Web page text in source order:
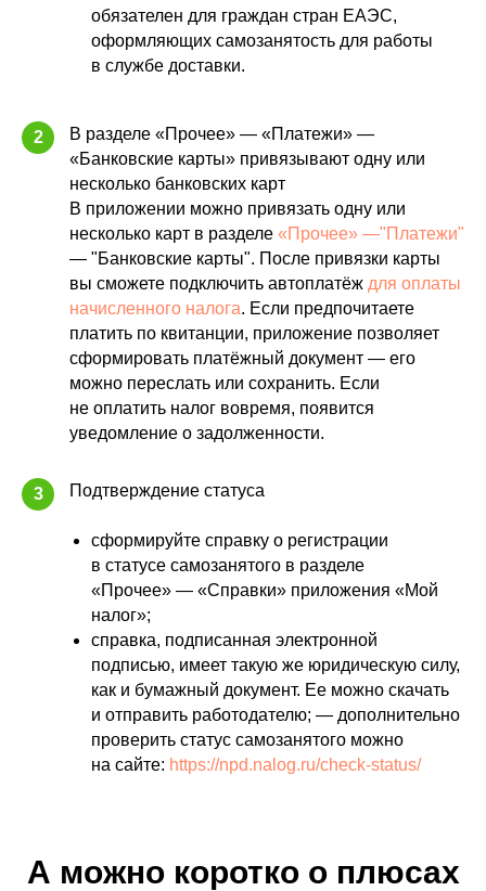
обязателен для граждан стран ЕАЭС,
оформляющих самозанятость для работы
в службе доставки.
2
В разделе «Прочее» — «Платежи» —
«Банковские карты» привязывают одну или
несколько банковских карт
В приложении можно привязать одну или
несколько карт в разделе «Прочее» —"Платежи"
— "Банковские карты". После привязки карты
вы сможете подключить автоплатёж для оплаты
начисленного налога. Если предпочитаете
платить по квитанции, приложение позволяет
сформировать платёжный документ — его
можно переслать или сохранить. Если
не оплатить налог вовремя, появится
уведомление о задолженности.
3 Подтверждение статуса
сформируйте справку о регистрации
в статусе самозанятого в разделе
«Прочее» — «Справки» приложения «Мой
налог»;
справка, подписанная электронной
подписью, имеет такую же юридическую силу,
как и бумажный документ. Ее можно скачать
и отправить работодателю; — дополнительно
проверить статус самозанятого можно
на сайте: https://npd.nalog.ru/check-status/
А можно коротко о плюсах